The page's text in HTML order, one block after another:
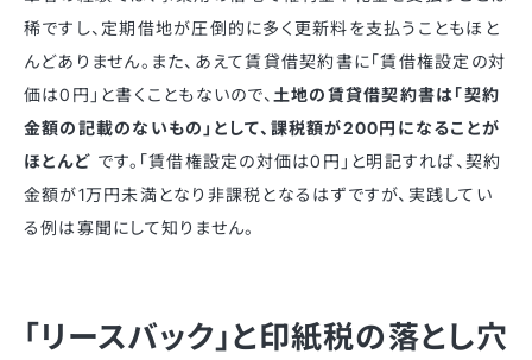
稀ですし、定期借地が圧倒的に多く更新料を支払うこともほと
んどありません。また、あえて賃貸借契約書に「賃借権設定の対
価は0円」と書くこともないので、 土地の賃貸借契約書は「契約
金額の記載のないもの」として、課税額が200円になることが
ほとんど です。「賃借権設定の対価は0円」と明記すれば、契約
金額が1万円未満となり非課税となるはずですが、実践してい
る例は寡聞にして知りません。
「リースバック」と印紙税の落とし穴